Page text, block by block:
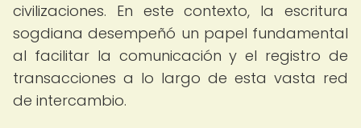
civilizaciones. En este contexto, la escritura
sogdiana desempeñó un papel fundamental
al facilitar la comunicación y el registro de
transacciones a lo largo de esta vasta red
de intercambio.